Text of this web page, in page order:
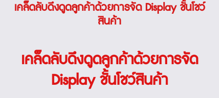
เคล็ดลับดึงดูดลูกค้าด้วยการจัด Display ชั้นโชว์
สินค้า
เคล็ดลับดึงดูดลูกค้าด้วยการจัด
Displayชั้นโชว์สินค้า